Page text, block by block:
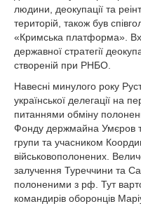
людини, деокупації та
територій, також був
«Кримська платформа».
державної стратегії
створеній при РНБО.
Навесні минулого року
української делегації на
питаннями обміну
Фонду держмайна Умєров
групи та учасником
військовополонених.
залучення Туреччини та
полоненими з рф. Тут
командирів оборонців